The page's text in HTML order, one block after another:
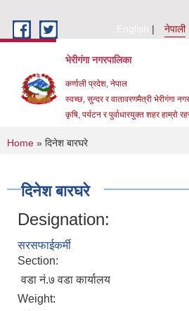
English
नेपाली
भेरीगंगा नगरपालिका
कर्णाली प्रदेश, नेपाल
स्वच्छ, सुन्दर र वातावरणमैत्री भेरीगंगा नगर
कृषि, पर्यटन र पुर्वाधारयुक्त शहर हाम्रो
You are here
Home » दिनेश बारघरे
दिनेश बारघरे
Designation:
सरसफाईकर्मी
Section:
वडा नं.७ वडा कार्यालय
Weight: